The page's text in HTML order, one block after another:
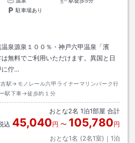
駐車場あり
泉源泉１００％・神戸六甲温泉「濱
無料でご利用いただけます。異国と日
に佇…
吉駅→モノレール六甲ライナーマリンパーク行
駅下車→徒歩約１分
おとな2名 1泊1部屋 合計
込 45,040円 〜 105,780円
おとな1名 (2名1室)｜ 1泊